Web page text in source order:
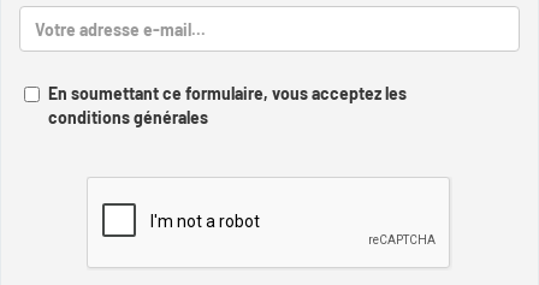
En soumettant ce formulaire, vous acceptez les
conditions générales